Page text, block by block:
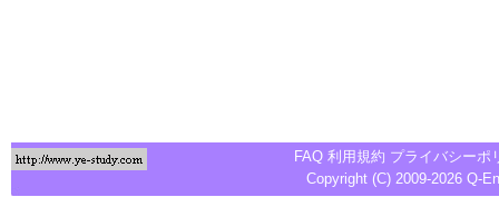
FAQ 利用規約 プライバシーポ
Copyright (C) 2009-2026 Q-